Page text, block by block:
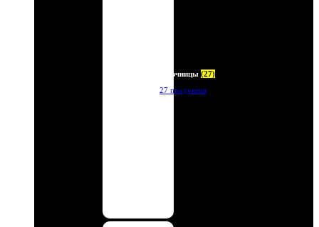
Ключницы (27)
27 продуктов